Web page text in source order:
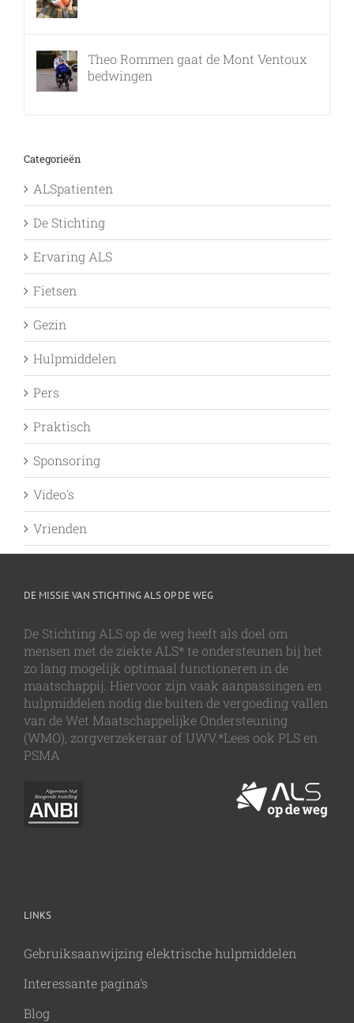
Theo Rommen gaat de Mont Ventoux
bedwingen
Categorieën
ALSpatienten
De Stichting
Ervaring ALS
Fietsen
Gezin
Hulpmiddelen
Pers
Praktisch
Sponsoring
Video's
Vrienden
DE MISSIE VAN STICHTING ALS OP DE WEG
De Stichting ALS op de weg heeft als doel om
mensen met de ziekte ALS* te ondersteunen bij het
zo lang mogelijk optimaal functioneren in de
maatschappij. Hiervoor zijn vaak aanpassingen en
hulpmiddelen nodig die buiten de vergoeding vallen
van de Wet Maatschappelijke Ondersteuning
(WMO), zorgverzekeraar of UWV.*Lees ook PLS en
PSMA
LINKS
Gebruiksaanwijzing elektrische hulpmiddelen
Interessante pagina's
Blog